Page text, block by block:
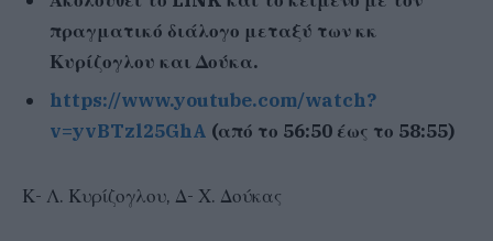
πραγματικό διάλογο μεταξύ των κκ
Κυρίζογλου και Δούκα.
https://www.youtube.com/watch?
v=yvBTzl25GhA (από το 56:50 έως το 58:55)
Κ- Λ. Κυρίζογλου, Δ- Χ. Δούκας